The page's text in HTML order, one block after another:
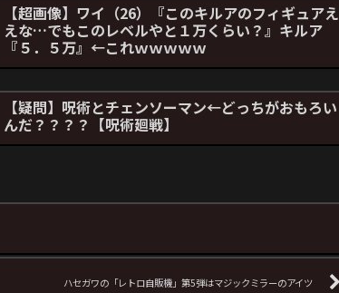
【超画像】ワイ（26）『このキルアのフィギュアえ
えな…でもこのレベルやと１万くらい？』キルア
『５．５万』←これｗｗｗｗｗ
【疑問】呪術とチェンソーマン←どっちがおもろい
んだ？？？？【呪術廻戦】
ハセガワの「レトロ自販機」第5弾はマジックミラーのアイツ